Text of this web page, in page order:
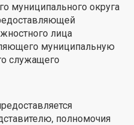
муниципального округа
лица
муниципальную
служащего
полномочия